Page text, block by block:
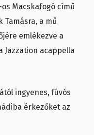
Macskafogó című
Tamásra, a mű
emlékezve a
Jazzation acappella
ingyenes, fúvós
érkezőket az